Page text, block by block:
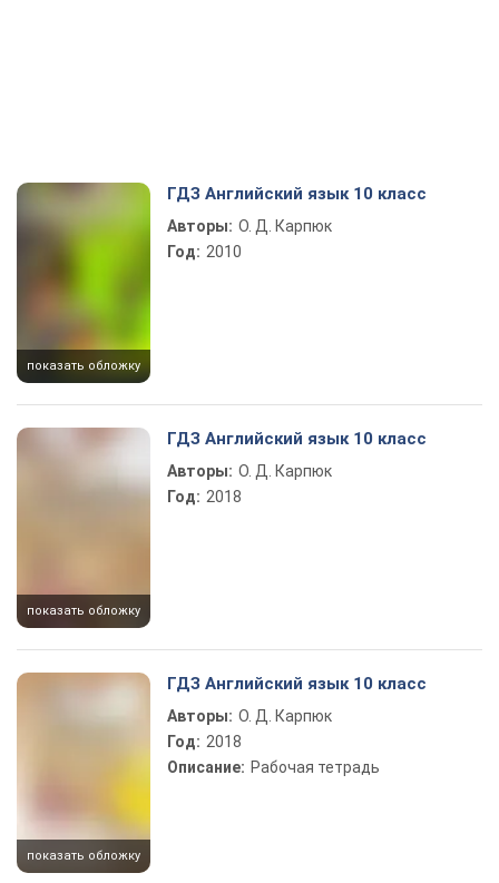
показать обложку
ГДЗ Английский язык 10 класс
Авторы: О. Д. Карпюк
Год: 2010
показать обложку
ГДЗ Английский язык 10 класс
Авторы: О. Д. Карпюк
Год: 2018
показать обложку
ГДЗ Английский язык 10 класс
Авторы: О. Д. Карпюк
Год: 2018
Описание: Рабочая тетрадь